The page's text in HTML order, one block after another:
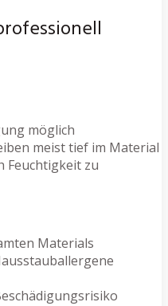
möglich
meist tief im Material
Feuchtigkeit zu
Materials